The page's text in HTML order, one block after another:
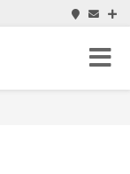
Toggle